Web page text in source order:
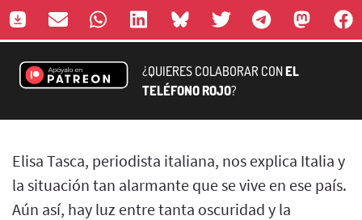
¿QUIERES COLABORAR CONEL
TELÉFONO ROJO?
Elisa Tasca, periodista italiana, nos explica Italia y
la situación tan alarmante que se vive en ese país.
Aún así, hay luz entre tanta oscuridad y la